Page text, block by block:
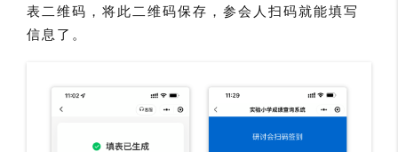
表二维码，将此二维码保存，参会人扫码就能填写
信息了。